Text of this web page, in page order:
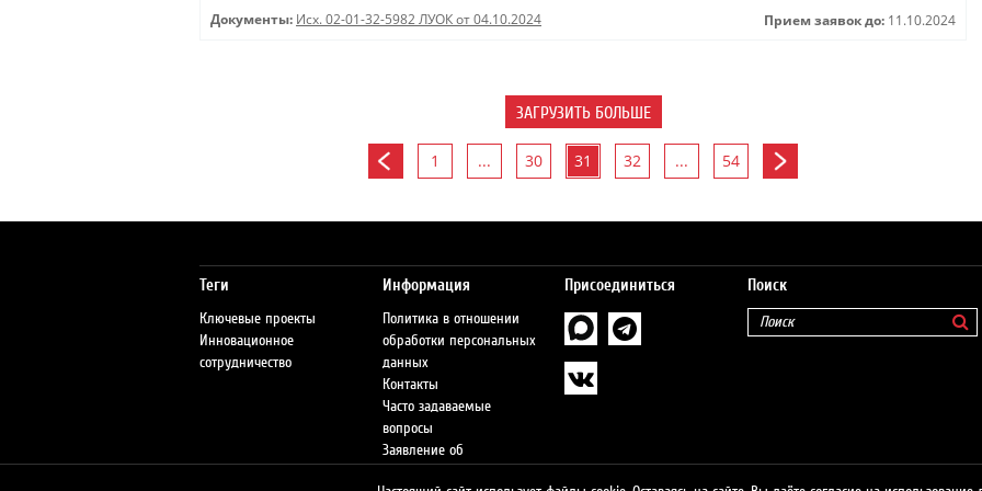
Документы: Исх. 02-01-32-5982 ЛУОК от 04.10.2024 Прием заявок до: 11.10.2024
ЗАГРУЗИТЬ БОЛЬШЕ
1 ... 30 31 32 ... 54
Теги
Ключевые проекты
Инновационное
сотрудничество
Информация
Политика в отношении
обработки персональных
данных
Контакты
Часто задаваемые
вопросы
Заявление об
Присоединиться Поиск